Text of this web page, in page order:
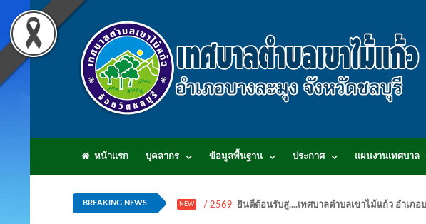
หน้าแรก บุคลากร ข้อมูลพื้นฐาน ประกาศ แผนงานเทศบาล
BREAKING NEWS NEW / 2569 ยินดีต้อนรับสู่....เทศบาลตำบลเขาไม้แก้ว อำเภ